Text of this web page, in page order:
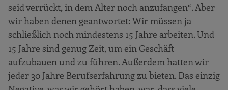
seid verrückt, in dem Alter noch anzufangen“. Aber
wir haben denen geantwortet: Wir müssen ja
schließlich noch mindestens 15 Jahre arbeiten. Und
15 Jahre sind genug Zeit, um ein Geschäft
aufzubauen und zu führen. Außerdem hatten wir
jeder 30 Jahre Berufserfahrung zu bieten. Das einzig